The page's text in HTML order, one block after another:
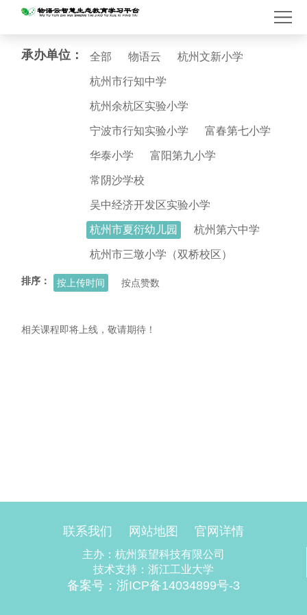
承办单位： 全部 物语云 杭州文新小学
杭州市行知中学
杭州余杭区实验小学
宁波市行知实验小学 富春第七小学
华泰小学 富阳第九小学
常阴沙学校
吴中经济开发区实验小学
杭州市夏衍幼儿园 杭州第六中学
杭州市三墩小学（双桥校区）
排序： 按上传时间 按点赞数
相关课程即将上线，敬请期待！
联系我们 网站地图 官网详情
主办：杭州策望科技有限公司
技术支持：浙江工业大学
备案号：浙ICP备14034899号-3